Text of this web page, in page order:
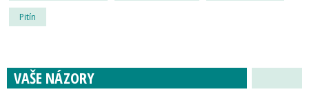
Pitín
VAŠE NÁZORY